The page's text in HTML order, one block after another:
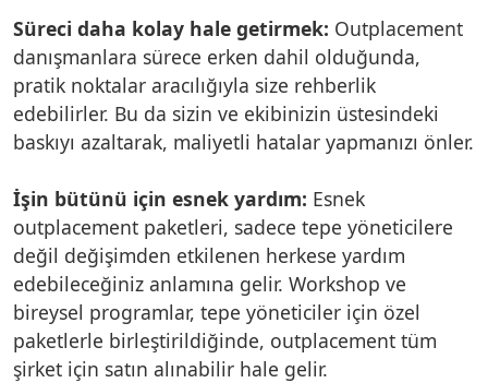
Süreci daha kolay hale getirmek: Outplacement
danışmanlara sürece erken dahil olduğunda,
pratik noktalar aracılığıyla size rehberlik
edebilirler. Bu da sizin ve ekibinizin üstesindeki
baskıyı azaltarak, maliyetli hatalar yapmanızı önler.
İşin bütünü için esnek yardım: Esnek
outplacement paketleri, sadece tepe yöneticilere
değil değişimden etkilenen herkese yardım
edebileceğiniz anlamına gelir. Workshop ve
bireysel programlar, tepe yöneticiler için özel
paketlerle birleştirildiğinde, outplacement tüm
şirket için satın alınabilir hale gelir.